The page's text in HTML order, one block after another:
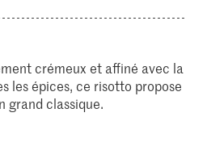
crémeux et affiné avec la
les épices, ce risotto propose
grand classique.